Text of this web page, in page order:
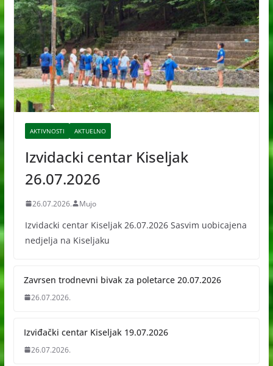
AKTIVNOSTI AKTUELNO
Izvidacki centar Kiseljak
26.07.2026
26.07.2026. Mujo
Izvidacki centar Kiseljak 26.07.2026 Sasvim uobicajena
nedjelja na Kiseljaku
Zavrsen trodnevni bivak za poletarce 20.07.2026
26.07.2026.
Izviđački centar Kiseljak 19.07.2026
26.07.2026.